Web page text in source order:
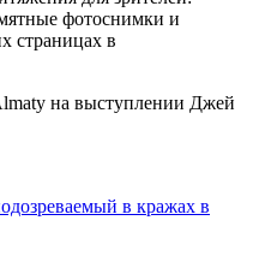
фотоснимки и
страницах в
в кражах в